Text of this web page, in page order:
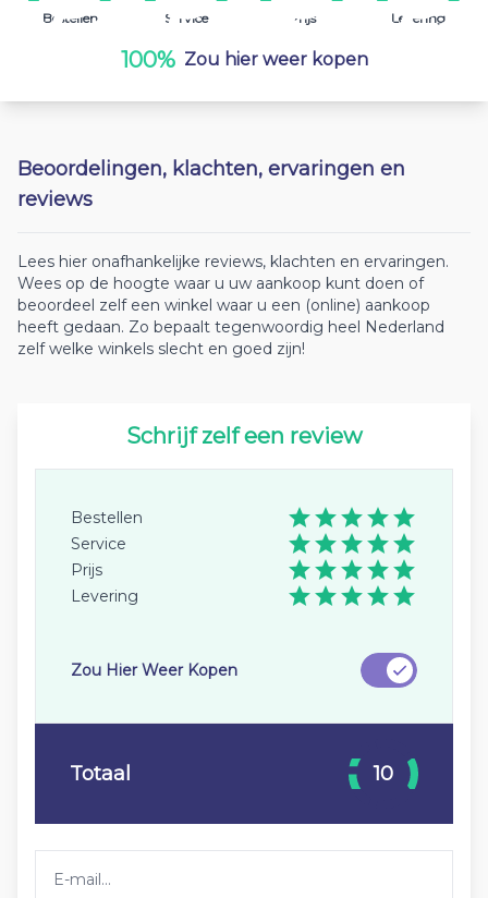
Bestellen Service Prijs Levering
100% Zou hier weer kopen
Beoordelingen, klachten, ervaringen en
reviews
Lees hier onafhankelijke reviews, klachten en ervaringen.
Wees op de hoogte waar u uw aankoop kunt doen of
beoordeel zelf een winkel waar u een (online) aankoop
heeft gedaan. Zo bepaalt tegenwoordig heel Nederland
zelf welke winkels slecht en goed zijn!
Schrijf zelf een review
Bestellen
Service
Prijs
Levering
Zou Hier Weer Kopen
Totaal 10